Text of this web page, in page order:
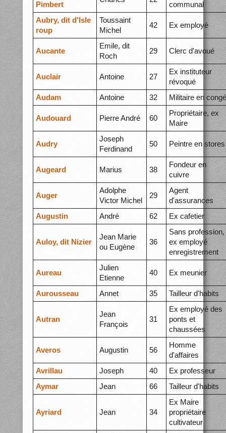
Pimbert
communal
Aubry, dit d'Isle
roup
Toussaint
Michel
42 Ex employé
Aucante
Emile, dit
Roch
29 Clerc d'avoué
Auclair Antoine 27
Ex instituteur
révoqué
Audam
Antoine 32 Militaire en congé
Audouard Pierre André 60
Propriétaire, ex
Maire
Audry
Joseph
Ferdinand
50 Peintre en stores
Augeard Marius 38
Fondeur en
cuivre
Auger
Adolphe
Victor Michel
29
Agent
d'assurances
Augustin
André 62 Ex cafetier
Auloy, dit Nizier
Jean Marie
ou Eugène
36
Sans profession,
ex employé
enregistrement
Aureau
Julien
Etienne
40 Ex meunier
Aurousseau Annet 35 Tailleur d'habits
Autran
Jean
François
31
Ex employé des
ponts et
chaussées
Averos Augustin 56
Homme
d'affaires
Avrillau
Joseph 40
Ex professeur
Aymar
Jean 66 Tailleur d'habits
Ayriard Jean 34
Ex Maire
propriétaire
cultivateur